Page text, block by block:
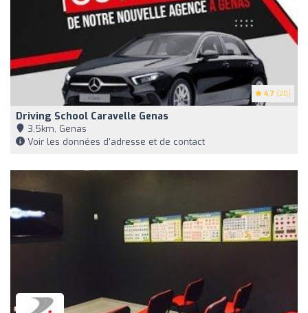
4.7 (20)
Driving School Caravelle Genas
3,5km, Genas
Voir les données d'adresse et de contact